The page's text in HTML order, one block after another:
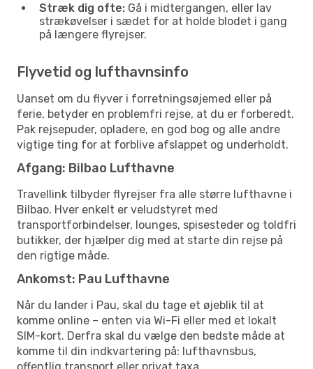
Stræk dig ofte: Gå i midtergangen, eller lav
strækøvelser i sædet for at holde blodet i gang
på længere flyrejser.
Flyvetid og lufthavnsinfo
Uanset om du flyver i forretningsøjemed eller på
ferie, betyder en problemfri rejse, at du er forberedt.
Pak rejsepuder, opladere, en god bog og alle andre
vigtige ting for at forblive afslappet og underholdt.
Afgang: Bilbao Lufthavne
Travellink tilbyder flyrejser fra alle større lufthavne i
Bilbao. Hver enkelt er veludstyret med
transportforbindelser, lounges, spisesteder og toldfri
butikker, der hjælper dig med at starte din rejse på
den rigtige måde.
Ankomst: Pau Lufthavne
Når du lander i Pau, skal du tage et øjeblik til at
komme online – enten via Wi-Fi eller med et lokalt
SIM-kort. Derfra skal du vælge den bedste måde at
komme til din indkvartering på: lufthavnsbus,